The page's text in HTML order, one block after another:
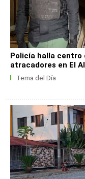
Policía halla centro
atracadores en El
Tema del Día